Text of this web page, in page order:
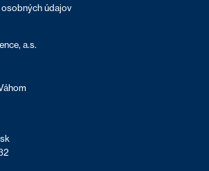
údajov
a.s.